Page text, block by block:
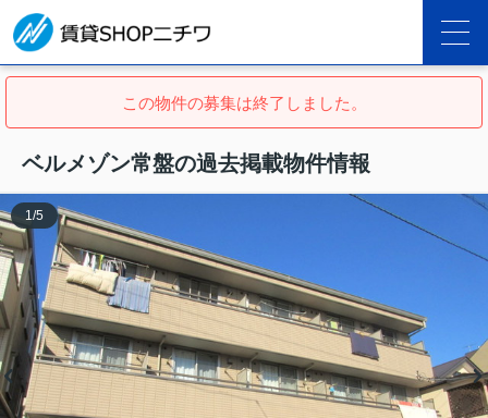
この物件の募集は終了しました。
ベルメゾン常盤の過去掲載物件情報
1/5